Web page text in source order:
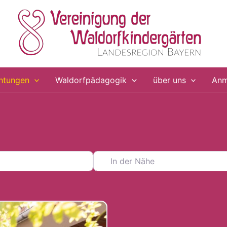
Waldorfpädagogik über uns
In der Nähe